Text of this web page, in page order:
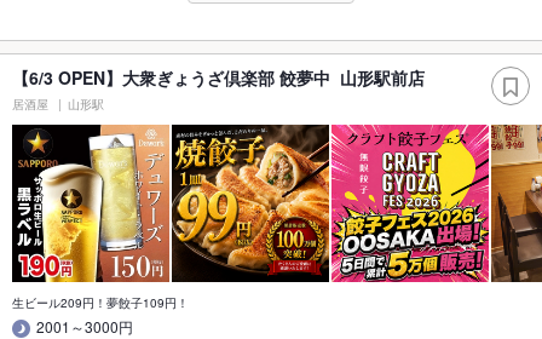
【6/3 OPEN】大衆ぎょうざ倶楽部 餃夢中 山形駅前店
居酒屋 山形駅
生ビール209円！夢餃子109円！
2001～3000円